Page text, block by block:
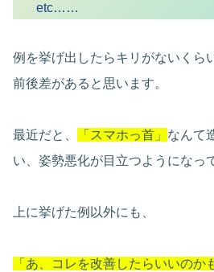
etc……
例を挙げ出したらキリがないくら
前後差があると思います。
最近だと、 「スマホっ首」 なんて
い、姿勢悪化が目立つようになっ
上に挙げた例以外にも、
「あ、コレを改善したらいいのか